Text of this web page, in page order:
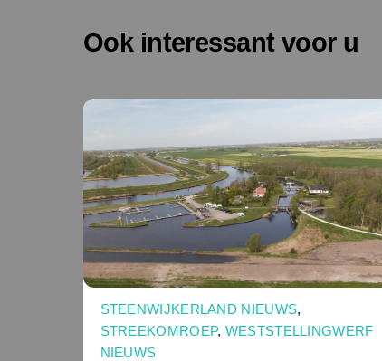
Ook interessant voor u
STEENWIJKERLAND NIEUWS,
STREEKOMROEP, WESTSTELLINGWERF
NIEUWS